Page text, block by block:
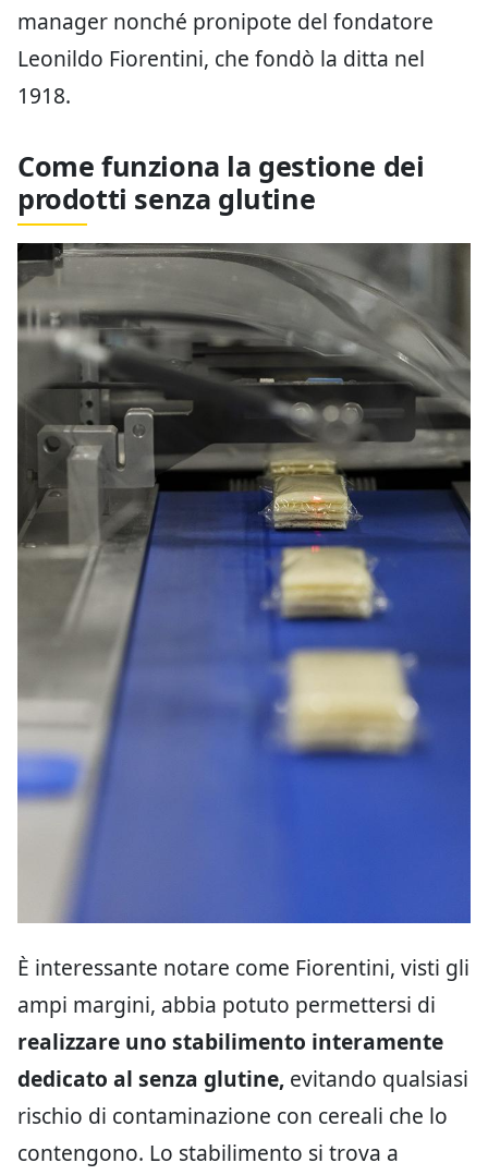
manager nonché pronipote del fondatore
Leonildo Fiorentini, che fondò la ditta nel
1918.
Come funziona la gestione dei
prodotti senza glutine
È interessante notare come Fiorentini, visti gli
ampi margini, abbia potuto permettersi di
realizzare uno stabilimento interamente
dedicato al senza glutine, evitando qualsiasi
rischio di contaminazione con cereali che lo
contengono. Lo stabilimento si trova a